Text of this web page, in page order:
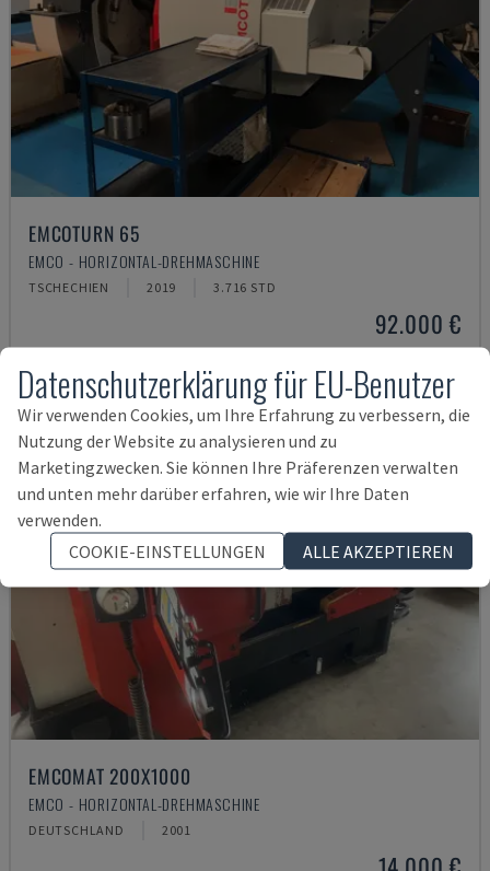
EMCOTURN 65
EMCO - HORIZONTAL-DREHMASCHINE
TSCHECHIEN 2019 3.716 STD
92.000 €
EMCOMAT 200X1000
EMCO - HORIZONTAL-DREHMASCHINE
DEUTSCHLAND 2001
Datenschutzerklärung für EU-Benutzer
Wir verwenden Cookies, um Ihre Erfahrung zu verbessern, die
Nutzung der Website zu analysieren und zu
Marketingzwecken. Sie können Ihre Präferenzen verwalten
und unten mehr darüber erfahren, wie wir Ihre Daten
verwenden.
COOKIE-EINSTELLUNGEN
ALLE AKZEPTIEREN